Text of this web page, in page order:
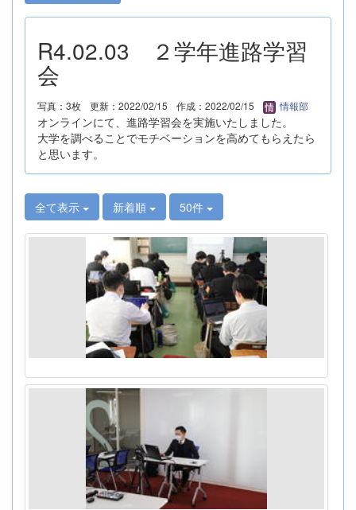
R4.02.03 ２学年進路学習
会
写真：3枚 更新：2022/02/15 作成：2022/02/15 情報部
オンラインにて、進路学習会を実施いたしました。
大学を調べることでモチベーションを高めてもらえたら
と思います。
全て表示 新着順 50件